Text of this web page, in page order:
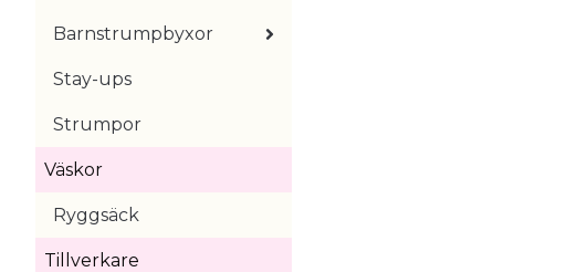
Barnstrumpbyxor
Stay-ups
Strumpor
Väskor
Ryggsäck
Tillverkare